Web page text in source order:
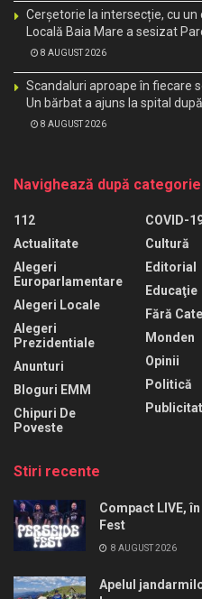
Cerșetorie la intersecție, cu un
Locală Baia Mare a sesizat
8 AUGUST 2026
Scandaluri aproape în fiecare
Un bărbat a ajuns la spital
8 AUGUST 2026
Navighează după categorie
112
Actualitate
Alegeri
Europarlamentare
Alegeri Locale
Alegeri
Prezidentiale
Anunturi
Bloguri EMM
Chipuri De
Poveste
COVID-
Cultură
Editorial
Educaţie
Fără
Monden
Opinii
Politică
Stiri recente
Compact LIVE,
Fest
8 AUGUST 2026
Apelul